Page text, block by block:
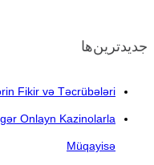
جدیدترین‌ها
Fikir və Təcrübələri
Onlayn Kazinolarla
Müqayisə